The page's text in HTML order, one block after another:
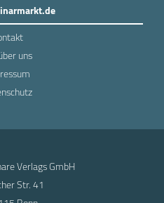
uns
Verlags GmbH
Str. 41